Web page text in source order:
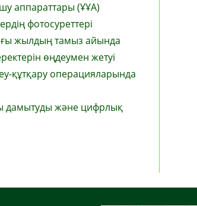
аппараттары (ҰҰА)
фотосуреттері
жылдың тамыз айында
өңдеумен жетуі
құтқару операцияларында
дамытуды және цифрлық